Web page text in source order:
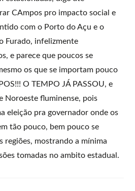
CAmpos pro impacto social e
com o Porto do Açu e o
Furado, infelizmente
e parece que poucos se
os que se importam pouco
O TEMPO JÁ PASSOU, e
Noroeste fluminense, pois
eleição pra governador onde os
tão pouco, bem pouco se
regiões, mostrando a mínima
tomadas no ambito estadual.